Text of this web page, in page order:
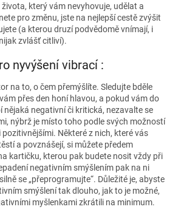
který vám nevyhovuje, udělat a
pro změnu, jste na nejlepší cestě zvýšit
(a kterou druzí podvědomě vnímají, i
zvlášť citliví).
nyvýšení vibrací :
na to, o čem přemýšlíte. Sledujte bděle
přes den honí hlavou, a pokud vám do
nějaká negativní či kritická, nezavalte se
nýbrž je místo toho podle svých možností
Některé z nich, které vás
a povznášejí, si můžete předem
kartičku, kterou pak budete nosit vždy při
negativním smýšlením pak na ni
se „přeprogramujte“. Důležité je, abyste
smýšlení tak dlouho, jak to je možné,
myšlenkami zkrátili na minimum.